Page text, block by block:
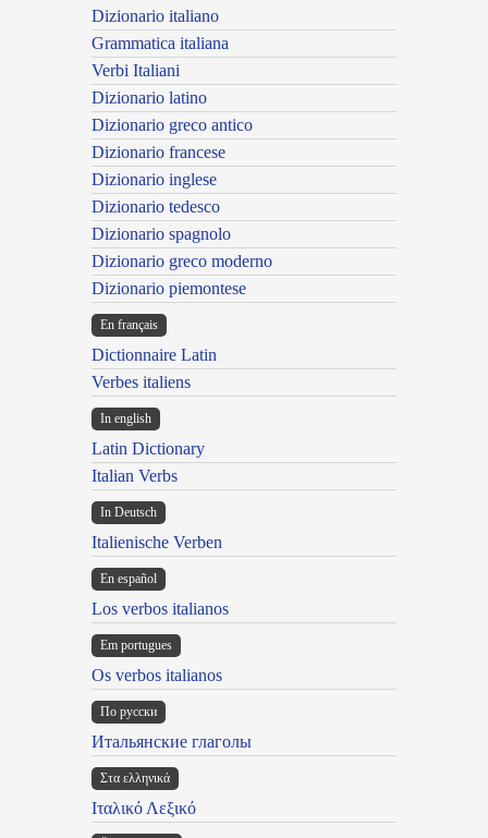
Dizionario italiano
Grammatica italiana
Verbi Italiani
Dizionario latino
Dizionario greco antico
Dizionario francese
Dizionario inglese
Dizionario tedesco
Dizionario spagnolo
Dizionario greco moderno
Dizionario piemontese
En français
Dictionnaire Latin
Verbes italiens
In english
Latin Dictionary
Italian Verbs
In Deutsch
Italienische Verben
En español
Los verbos italianos
Em portugues
Os verbos italianos
По русски
Итальянские глаголы
Στα ελληνικά
Ιταλικό Λεξικό